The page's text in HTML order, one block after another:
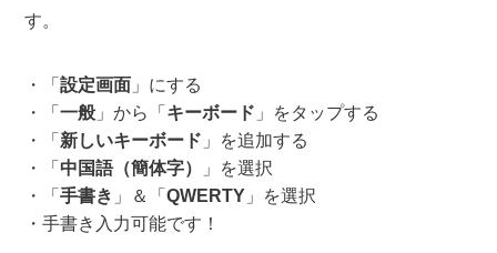
す。
「設定画面 」にする
「一般 」から「 キーボード 」をタップする
「 新しいキーボード 」を追加する
「 中国語（簡体字）
」を選択
「手書き 」＆「QWERTY 」を選択
手書き入力可能です！